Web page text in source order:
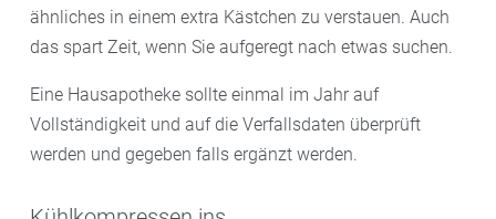
ähnliches in einem extra Kästchen zu verstauen. Auch
das spart Zeit, wenn Sie aufgeregt nach etwas suchen.
Eine Hausapotheke sollte einmal im Jahr auf
Vollständigkeit und auf die Verfallsdaten überprüft
werden und gegeben falls ergänzt werden.